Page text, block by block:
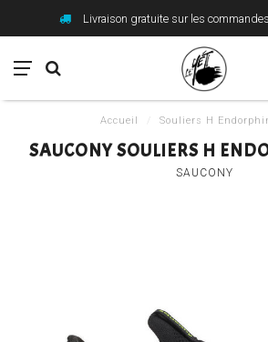
Livraison gratuite sur les
Accueil Souliers H
SAUCONY SOULIERS H
SAUCONY